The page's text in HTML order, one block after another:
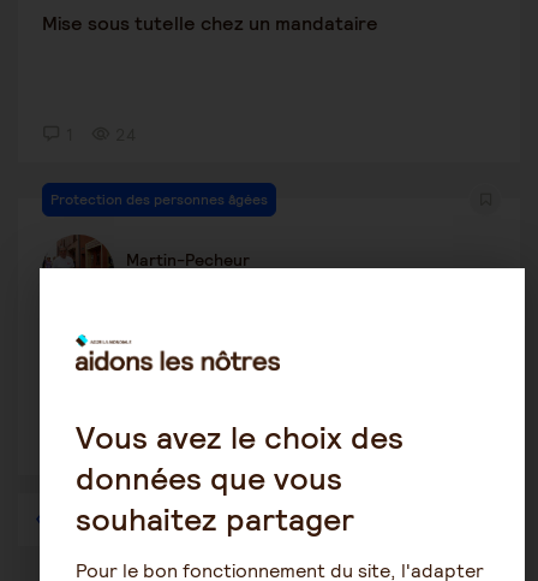
Mise sous tutelle chez un mandataire
Protection des personnes âgées
Martin-Pecheur
Gestion des comptes
14
1 2 4 5 6 …
Vous avez le choix des
données que vous
souhaitez partager
Pour le bon fonctionnement du site, l'adapter